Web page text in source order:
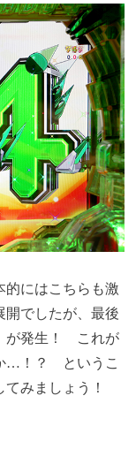
にはこちらも激
開でしたが、最後
が発生！ これが
…！？ というこ
みましょう！